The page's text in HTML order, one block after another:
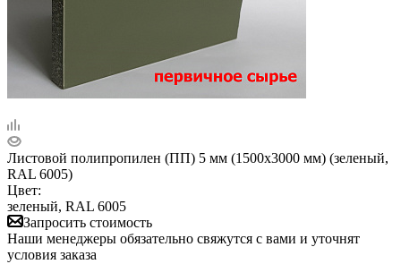
Листовой полипропилен (ПП) 5 мм (1500х3000 мм) (зеленый,
RAL 6005)
Цвет:
зеленый, RAL 6005
Запросить стоимость
Наши менеджеры обязательно свяжутся с вами и уточнят
условия заказа